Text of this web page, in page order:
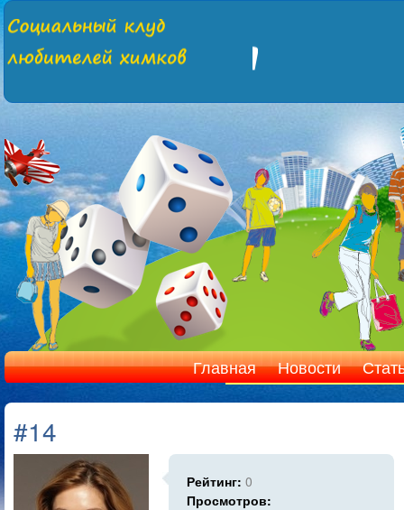
Главная Новости
#14
Рейтинг: 0
Просмотров: